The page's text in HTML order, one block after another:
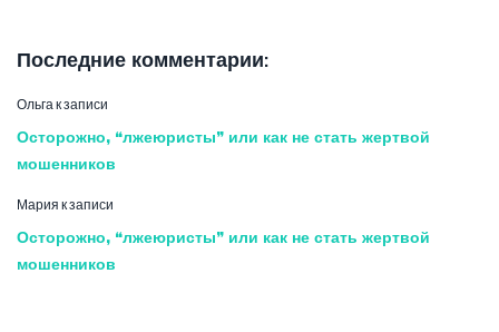
Последние комментарии:
Ольгак записи
Осторожно, “лжеюристы” или как не стать жертвой
мошенников
Мария к записи
Осторожно, “лжеюристы” или как не стать жертвой
мошенников